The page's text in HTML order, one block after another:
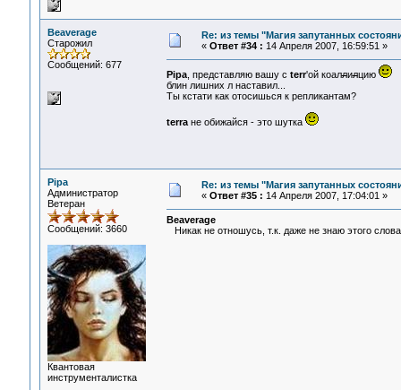
Beaverage
Старожил
Сообщений: 677
Re: из темы "Магия запутанных
« Ответ #34 : 14 Апреля 2007, 16:59:51 »
Рipa, представляю вашу с terr'ой коаллилцию
блин лишних л наставил...
Ты кстати как отосишься к репликантам?
terraне обижайся - это шутка
Pipa
Администратор
Ветеран
Сообщений: 3660
Квантовая
инструменталистка
Re: из темы "Магия запутанных
« Ответ #35 : 14 Апреля 2007, 17:04:01 »
Beaverage
Никак не отношусь, т.к. даже не знаю этого